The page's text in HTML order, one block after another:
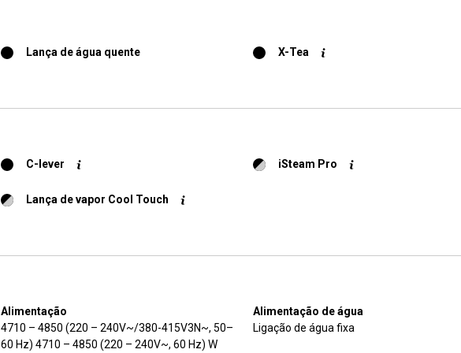
Lança de água quente X-Tea
C-lever iSteam Pro
Lança de vapor Cool Touch
Alimentação
4710 – 4850 (220 – 240V~/380-415V3N~, 50–
60 Hz) 4710 – 4850 (220 – 240V~, 60 Hz) W
Alimentação de água
Ligação de água fixa